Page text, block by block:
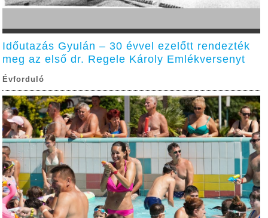
Időutazás Gyulán – 30 évvel ezelőtt rendezték
meg az első dr. Regele Károly Emlékversenyt
Évforduló